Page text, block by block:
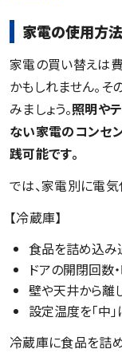
家電の使用方
家電の買い替えは
かもしれません。
みましょう。照明や
ない家電のコンセ
践可能です。
では、家電別に電
【冷蔵庫】
食品を詰め込み
ドアの開閉回数
壁や天井から離
設定温度を「中
冷蔵庫に食品を詰